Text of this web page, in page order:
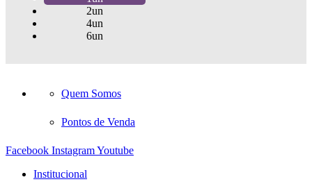
2un
4un
6un
Quem Somos
Pontos de Venda
Facebook InstagramYoutube
Institucional